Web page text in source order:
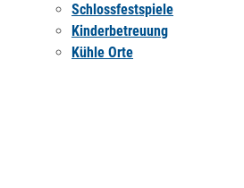
Schlossfestspiele
Kinderbetreuung
Kühle Orte